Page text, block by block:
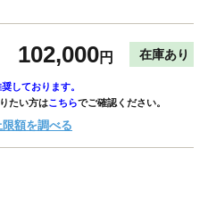
102,000円 在庫あり
しております。
たい方はこちらでご確認ください。
限額を調べる